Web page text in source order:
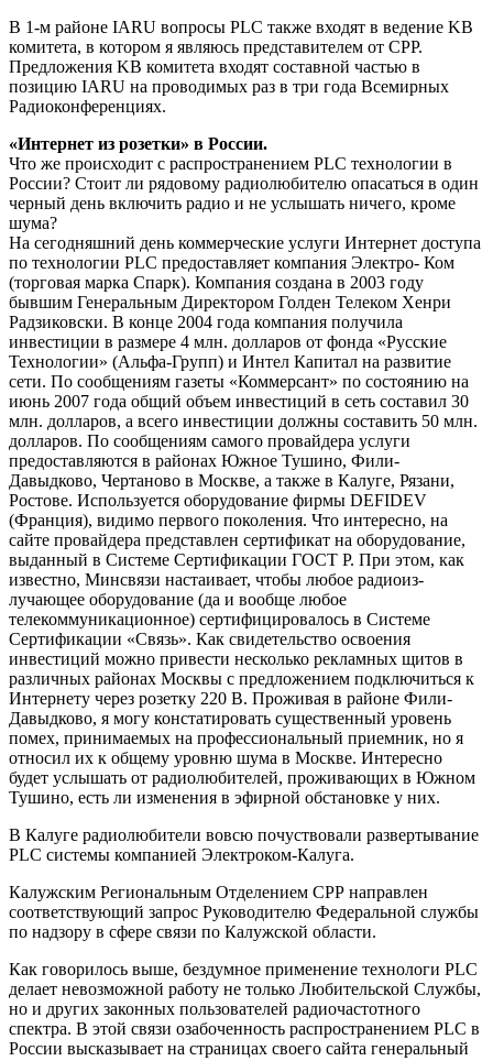
В 1-м районе IARU вопросы PLC также входят в ведение KB
комитета, в котором я являюсь представителем от СРР.
Предложения KB комитета входят составной частью в
позицию IARU на проводимых раз в три года Всемирных
Радиоконференциях.
«Интернет из розетки» в России.
Что же происходит с распространением PLC технологии в
России? Стоит ли рядовому радиолюбителю опасаться в один
черный день включить радио и не услышать ничего, кроме
шума?
На сегодняшний день коммерческие услуги Интернет доступа
по технологии PLC предоставляет компания Электро- Ком
(торговая марка Спарк). Компания создана в 2003 году
бывшим Генеральным Директором Голден Телеком Хенри
Радзиковски. В конце 2004 года компания получила
инвестиции в размере 4 млн. долларов от фонда «Русские
Технологии» (Альфа-Групп) и Интел Капитал на развитие
сети. По сообщениям газеты «Коммерсант» по состоянию на
июнь 2007 года общий объем инвестиций в сеть составил 30
млн. долларов, а всего инвестиции должны составить 50 млн.
долларов. По сообщениям самого провайдера услуги
предоставляются в районах Южное Тушино, Фили-
Давыдково, Чертаново в Москве, а также в Калуге, Рязани,
Ростове. Используется оборудование фирмы DEFIDEV
(Франция), видимо первого поколения. Что интересно, на
сайте провайдера представлен сертификат на оборудование,
выданный в Системе Сертификации ГОСТ Р. При этом, как
известно, Минсвязи настаивает, чтобы любое радиоиз-
лучающее оборудование (да и вообще любое
телекоммуникационное) сертифицировалось в Системе
Сертификации «Связь». Как свидетельство освоения
инвестиций можно привести несколько рекламных щитов в
различных районах Москвы с предложением подключиться к
Интернету через розетку 220 В. Проживая в районе Фили-
Давыдково, я могу констатировать существенный уровень
помех, принимаемых на профессиональный приемник, но я
относил их к общему уровню шума в Москве. Интересно
будет услышать от радиолюбителей, проживающих в Южном
Тушино, есть ли изменения в эфирной обстановке у них.
В Калуге радиолюбители вовсю почуствовали развертывание
PLC системы компанией Электроком-Калуга.
Калужским Региональным Отделением СРР направлен
соответствующий запрос Руководителю Федеральной службы
по надзору в сфере связи по Калужской области.
Как говорилось выше, бездумное применение технологи PLC
делает невозможной работу не только Любительской Службы,
но и других законных пользователей радиочастотного
спектра. В этой связи озабоченность распространением PLC в
России высказывает на страницах своего сайта генеральный